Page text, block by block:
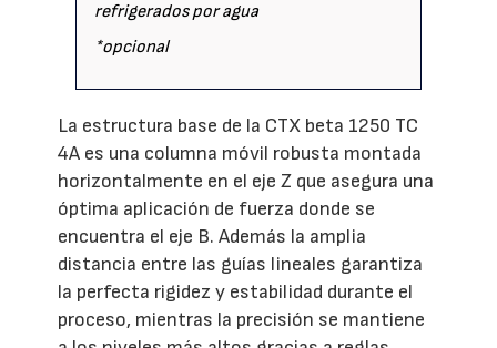
refrigerados por agua
*opcional
La estructura base de la CTX beta 1250 TC
4A es una columna móvil robusta montada
horizontalmente en el eje Z que asegura una
óptima aplicación de fuerza donde se
encuentra el eje B. Además la amplia
distancia entre las guías lineales garantiza
la perfecta rigidez y estabilidad durante el
proceso, mientras la precisión se mantiene